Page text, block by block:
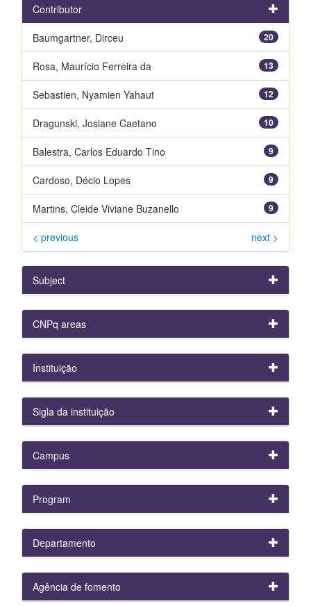
Contributor
20
Baumgartner, Dirceu
13
Rosa, Maurício Ferreira da
12
Sebastien, Nyamien Yahaut
10
Dragunski, Josiane Caetano
9
Balestra, Carlos Eduardo Tino
9
Cardoso, Décio Lopes
9
Martins, Cleide Viviane Buzanello
< previous next >
Subject
CNPq areas
Instituição
Sigla da instituição
Campus
Program
Departamento
Agência de fomento